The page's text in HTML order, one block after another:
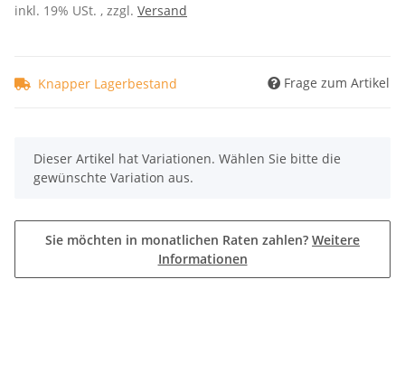
inkl. 19% USt. , zzgl. Versand
Knapper Lagerbestand Frage zum Artikel
x
Dieser Artikel hat Variationen. Wählen Sie bitte die
gewünschte Variation aus.
Sie möchten in monatlichen Raten zahlen? Weitere
Informationen